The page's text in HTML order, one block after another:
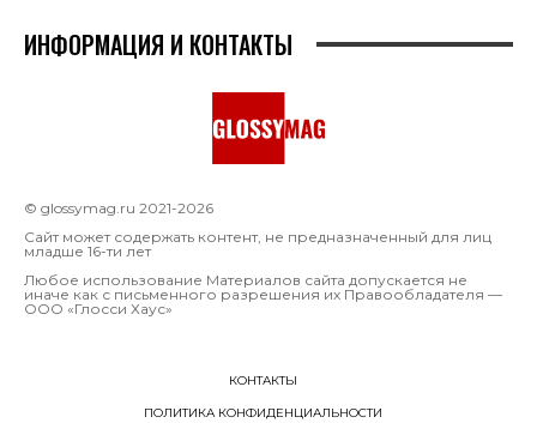
ИНФОРМАЦИЯ И КОНТАКТЫ
© glossymag.ru 2021-2026
Сайт может содержать контент, не предназначенный для лиц
младше 16-ти лет
Любое использование Материалов сайта допускается не
иначе как с письменного разрешения их Правообладателя —
OOO «Глосси Хаус»
КОНТАКТЫ
ПОЛИТИКА КОНФИДЕНЦИАЛЬНОСТИ